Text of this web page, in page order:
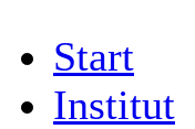
Start
Institut